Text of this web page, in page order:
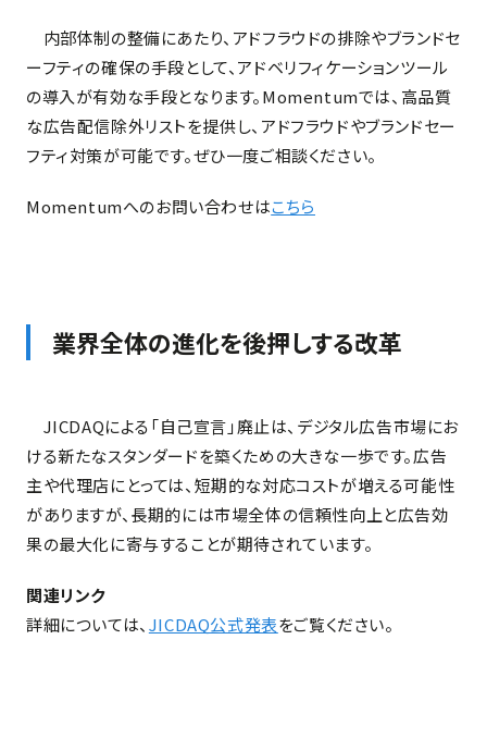
内部体制の整備にあたり、アドフラウドの排除やブランドセ
ーフティの確保の手段として、アドベリフィケーションツール
の導入が有効な手段となります。Momentumでは、高品質
な広告配信除外リストを提供し、アドフラウドやブランドセー
フティ対策が可能です。ぜひ一度ご相談ください。
Momentumへのお問い合わせはこちら
業界全体の進化を後押しする改革
JICDAQによる「自己宣言」廃止は、デジタル広告市場にお
ける新たなスタンダードを築くための大きな一歩です。広告
主や代理店にとっては、短期的な対応コストが増える可能性
がありますが、長期的には市場全体の信頼性向上と広告効
果の最大化に寄与することが期待されています。
関連リンク
詳細については、JICDAQ公式発表をご覧ください。